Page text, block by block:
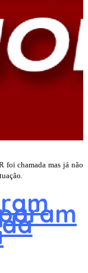
foi chamada mas já não